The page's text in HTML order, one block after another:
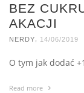
BEZ
AKACJI
NERDY 14/06/2019
O tym jak dodać
Read more